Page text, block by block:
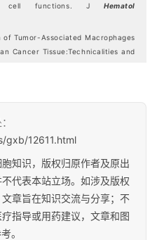
cell functions. JHematol
Tumor-Associated Macrophages
Cancer Tissue:Technicalities and
gxb/12611.html
知识，版权归原作者及原出
代表本站立场。如涉及版权
章旨在知识交流与分享；不
指导或用药建议，文章和图
。